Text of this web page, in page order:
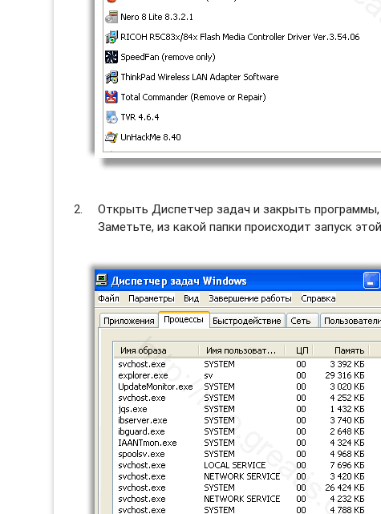
Открыть Диспетчер задач и закрыть программы,
Заметьте, из какой папки происходит запуск